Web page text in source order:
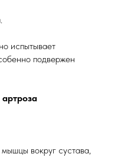
испытывает
подвержен
вокруг сустава,